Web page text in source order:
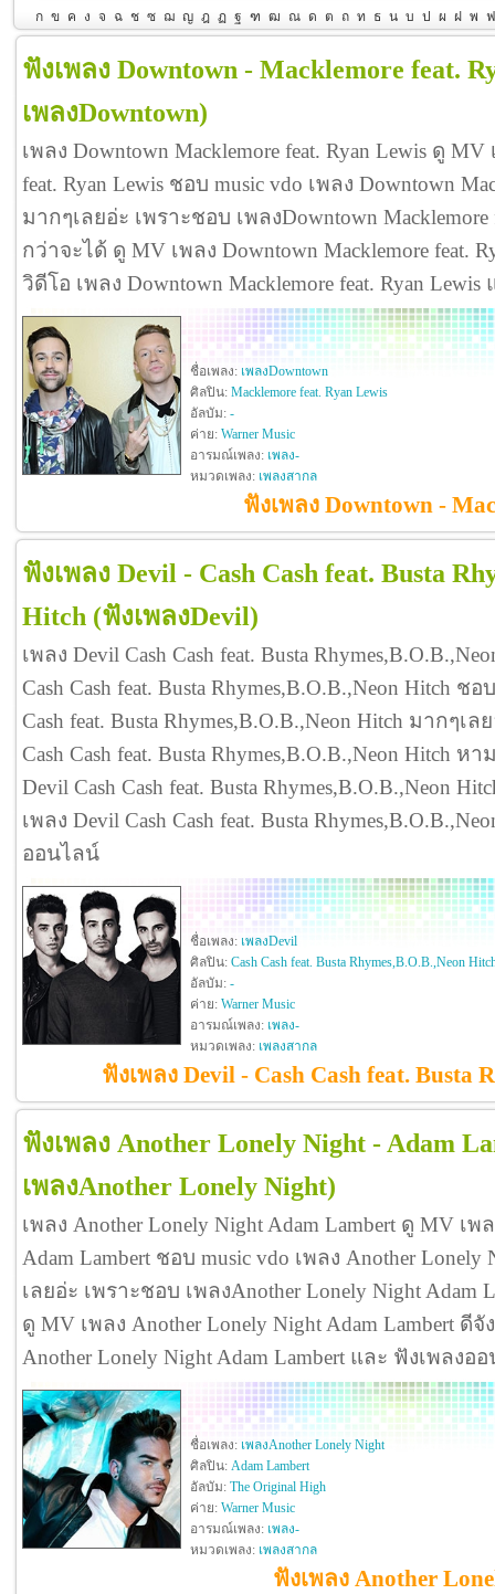
ก ข ค ง จ ฉ ช ซ ฌ ญ ฎ ฏ ฐ ฑ ฒ ณ ด ต ถ ท ธ น บ ป ผ ฝ พ ฟ
ฟังเพลง Downtown - Macklemore feat.
เพลงDowntown)
เพลง Downtown Macklemore feat. Ryan Lewis ดู
feat. Ryan Lewis ชอบ music vdo เพลง Downtown
มากๆเลยอ่ะ เพราะชอบ เพลงDowntown
กว่าจะได้ ดู MV เพลง Downtown Macklemore feat.
วิดีโอ เพลง Downtown Macklemore feat. Ryan
ชื่อเพลง: เพลงDowntown
ศิลปิน: Macklemore feat. Ryan Lewis
อัลบัม: -
ค่าย: Warner Music
อารมณ์เพลง: เพลง-
หมวดเพลง: เพลงสากล
ฟังเพลง Downtown -
ฟังเพลง Devil - Cash Cash feat. Busta
Hitch (ฟังเพลงDevil)
เพลง Devil Cash Cash feat. Busta
Cash Cash feat. Busta Rhymes,B.O.B.,Neon Hitch ช
Cash feat. Busta Rhymes,B.O.B.,Neon Hitch มากๆเ
Cash Cash feat. Busta Rhymes,B.O.B.,Neon Hitch
Devil Cash Cash feat. Busta Rhymes,B.O.B.,Neon
เพลง Devil Cash Cash feat. Busta
ออนไลน์
ชื่อเพลง: เพลงDevil
ศิลปิน: Cash Cash feat. Busta Rhymes,B.O.B.,Neon
อัลบัม: -
ค่าย: Warner Music
อารมณ์เพลง: เพลง-
หมวดเพลง: เพลงสากล
ฟังเพลง Devil - Cash Cash feat. Busta
ฟังเพลง Another Lonely Night - Adam
เพลงAnother Lonely Night)
เพลง Another Lonely Night Adam Lambert ดู MV เพ
Adam Lambert ชอบ music vdo เพลง Another Lonely
เลยอ่ะ เพราะชอบ เพลงAnother Lonely Night
ดู MV เพลง Another Lonely Night Adam Lambert ดี
Another Lonely Night Adam Lambert และ ฟังเพลงอ
ชื่อเพลง: เพลงAnother Lonely Night
ศิลปิน: Adam Lambert
อัลบัม: The Original High
ค่าย: Warner Music
อารมณ์เพลง: เพลง-
หมวดเพลง: เพลงสากล
ฟังเพลง Another